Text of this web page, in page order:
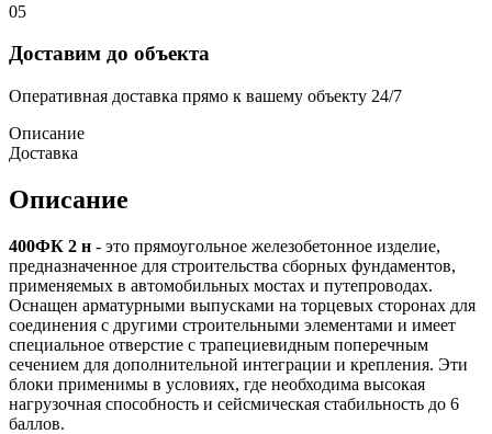
05
Доставим до объекта
Оперативная доставка прямо к вашему объекту 24/7
Описание
Доставка
Описание
400ФК 2 н - это прямоугольное железобетонное изделие,
предназначенное для строительства сборных фундаментов,
применяемых в автомобильных мостах и путепроводах.
Оснащен арматурными выпусками на торцевых сторонах для
соединения с другими строительными элементами и имеет
специальное отверстие с трапециевидным поперечным
сечением для дополнительной интеграции и крепления. Эти
блоки применимы в условиях, где необходима высокая
нагрузочная способность и сейсмическая стабильность до 6
баллов.